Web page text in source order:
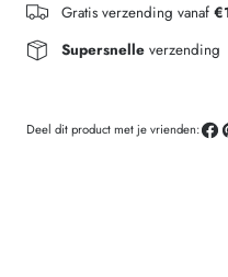
Gratis verzending vanaf
Supersnelleverzending
Deel dit product met je vrienden: